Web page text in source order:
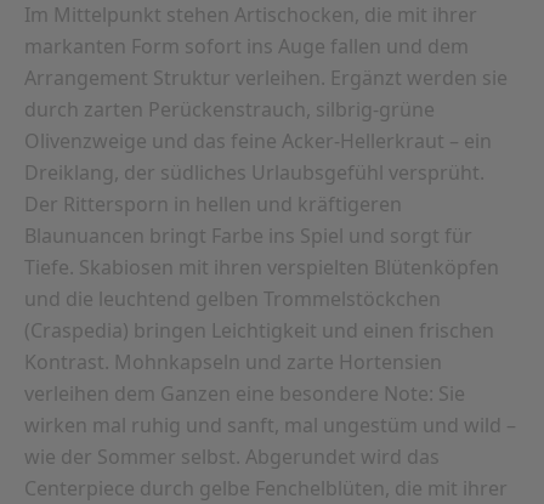
Im Mittelpunkt stehen Artischocken, die mit ihrer
markanten Form sofort ins Auge fallen und dem
Arrangement Struktur verleihen. Ergänzt werden sie
durch zarten Perückenstrauch, silbrig-grüne
Olivenzweige und das feine Acker-Hellerkraut – ein
Dreiklang, der südliches Urlaubsgefühl versprüht.
Der Rittersporn in hellen und kräftigeren
Blaunuancen bringt Farbe ins Spiel und sorgt für
Tiefe. Skabiosen mit ihren verspielten Blütenköpfen
und die leuchtend gelben Trommelstöckchen
(Craspedia) bringen Leichtigkeit und einen frischen
Kontrast. Mohnkapseln und zarte Hortensien
verleihen dem Ganzen eine besondere Note: Sie
wirken mal ruhig und sanft, mal ungestüm und wild –
wie der Sommer selbst. Abgerundet wird das
Centerpiece durch gelbe Fenchelblüten, die mit ihrer